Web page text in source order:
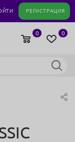
РЕГИСТРАЦИЯ
0
0